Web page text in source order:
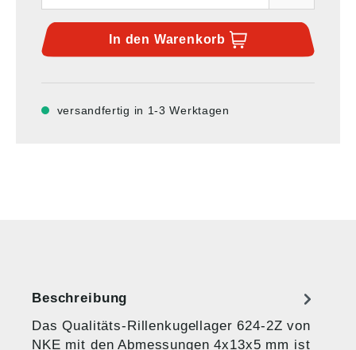
In den Warenkorb
versandfertig in 1-3 Werktagen
Beschreibung
Das Qualitäts-Rillenkugellager 624-2Z von
NKE mit den Abmessungen 4x13x5 mm ist